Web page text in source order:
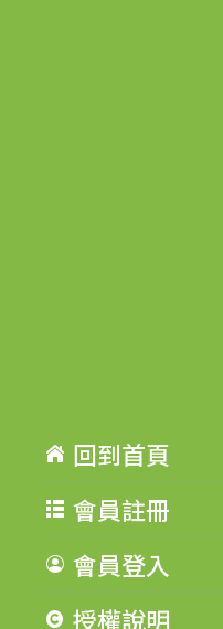
回到首頁
會員註冊
會員登入
授權說明